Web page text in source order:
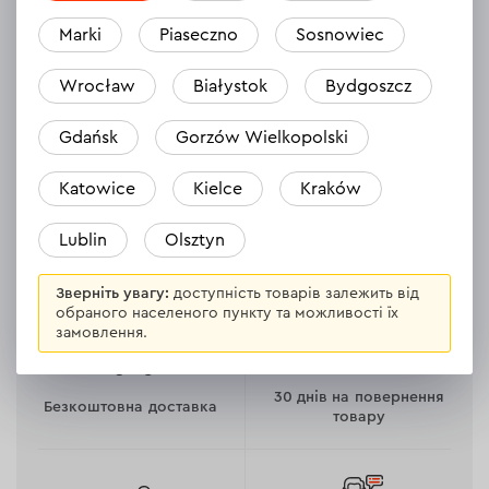
пристрій FC-230
болгарка GS-98
набір інструментів ULTRA 46 шт. 1/4"
рулетка Multi Fix 10 м 25 мм
Розіграш відбудеться 8 вересня о 18:00. Присутність
Безкоштовна доставка
30 днів на повернення
товару
Marki Piaseczno Sosnowiec
Wrocław Białystok Bydgoszcz
Gdańsk Gorzów Wielkopolski
Katowice Kielce Kraków
Lublin Olsztyn
Зверніть увагу: доступність товарів залежить від
обраного населеного пункту та можливості їх
замовлення.